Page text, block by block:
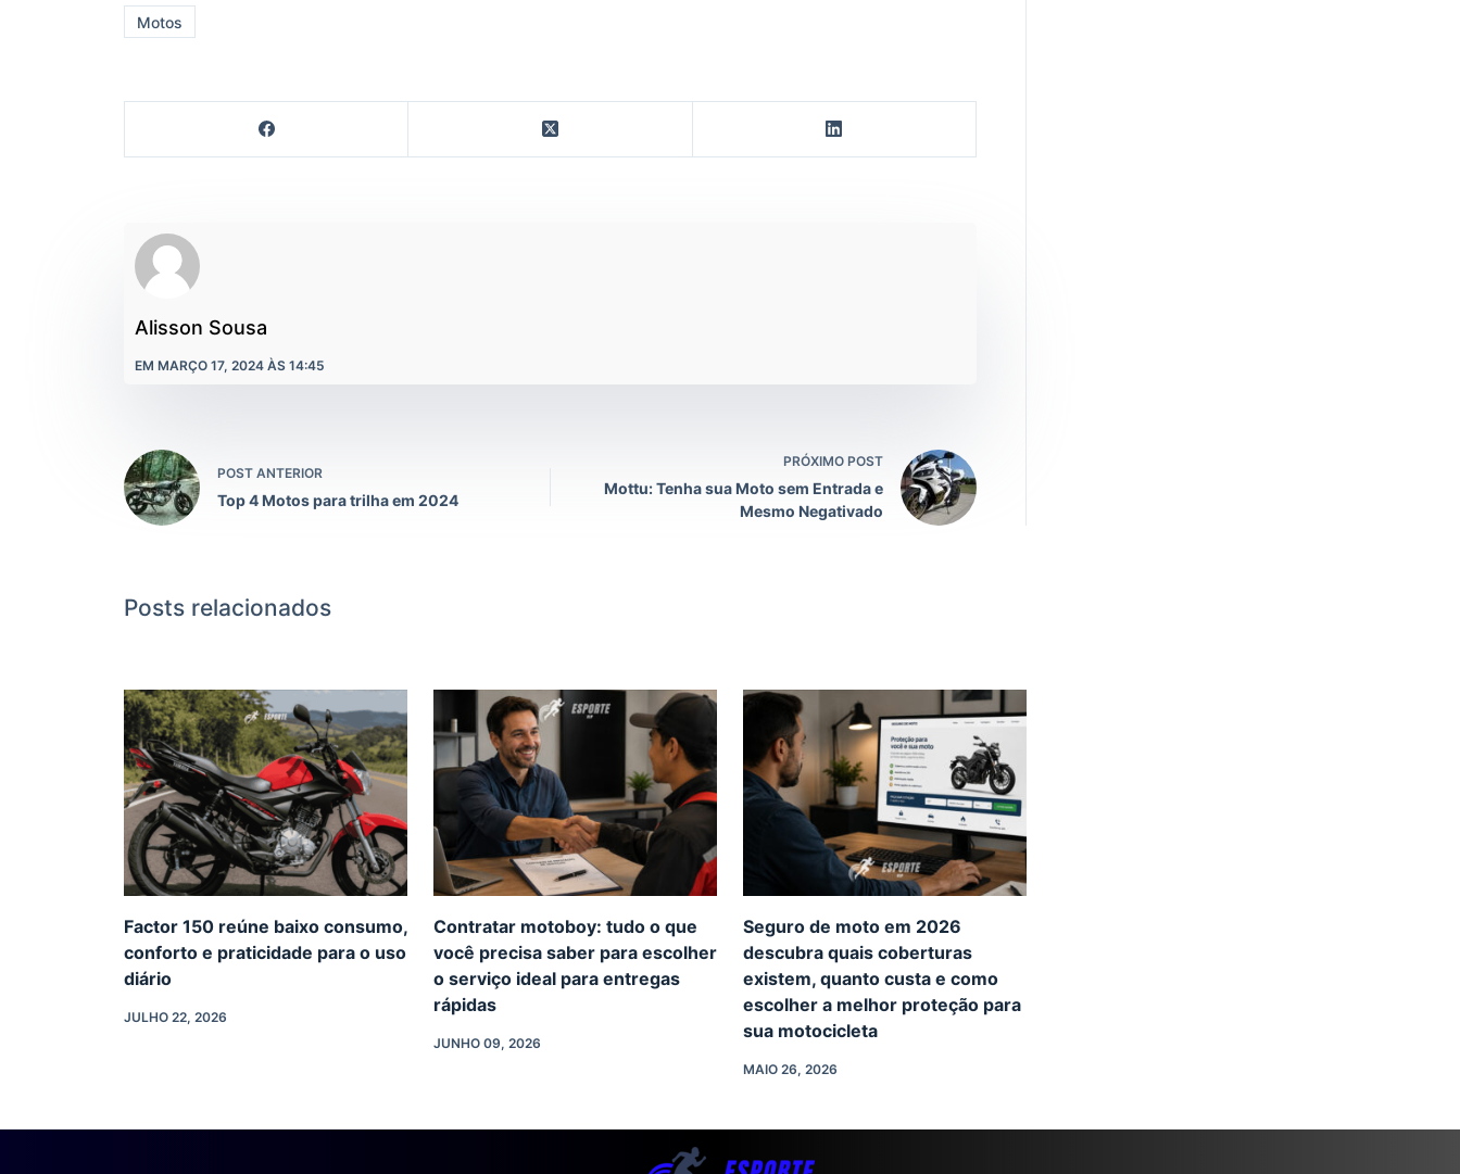
Motos
Alisson Sousa
EM MARÇO 17, 2024 ÀS 14:45
POST ANTERIOR
Top 4 Motos para trilha em 2024
PRÓXIMO POST
Mottu: Tenha sua Moto sem Entrada e
Mesmo Negativado
Posts relacionados
Factor 150 reúne baixo consumo,
conforto e praticidade para o uso
diário
JULHO 22, 2026
Contratar motoboy: tudo o que
você precisa saber para escolher
o serviço ideal para entregas
rápidas
JUNHO 09, 2026
Seguro de moto em 2026
descubra quais coberturas
existem, quanto custa e como
escolher a melhor proteção para
sua motocicleta
MAIO 26, 2026